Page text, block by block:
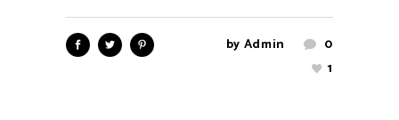
by Admin
0
1